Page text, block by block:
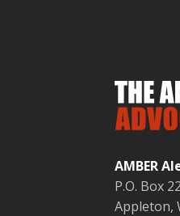
AMBER
P.O. Box
Appleton,